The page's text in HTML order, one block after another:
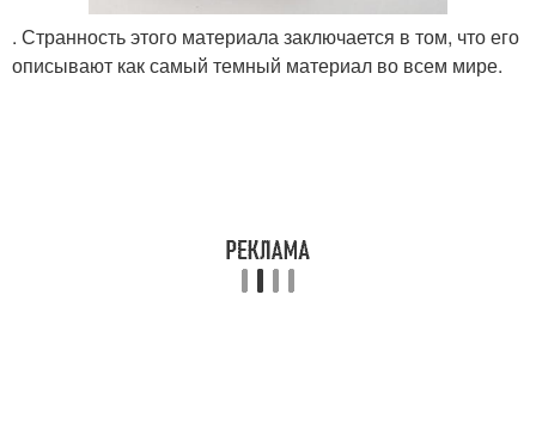
. Странность этого материала заключается в том, что его
описывают как самый темный материал во всем мире.